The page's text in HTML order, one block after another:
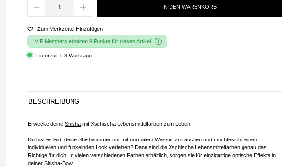
IN DEN WARENKORB
Zum Merkzettel Hinzufügen
VIP Members erhalten 9 Punkte für diesen Artikel
Lieferzeit 1-3 Werktage
BESCHREIBUNG
Erwecke deine Shisha mit Xschischa Lebensmittelfarben zum Leben
Du bist es leid, deine Shisha immer nur mit normalem Wasser zu rauchen und möchtest ihr einen
individuellen und funkelnden Look verleihen? Dann sind die Xschischa Lebensmittelfarben genau das
Richtige für dich! In vielen verschiedenen Farben erhältlich, sorgen sie für einzigartige optische Effekte in
deiner Shisha-Bowl.